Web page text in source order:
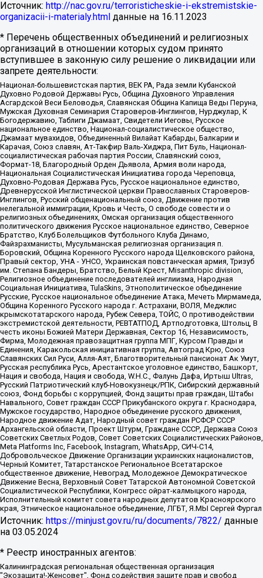
Источник: http://nac.gov.ru/terroristicheskie-i-ekstremistskie-
organizacii-i-materialy.html данные на 16.11.2023
* Перечень общественных объединений и религиозных
организаций в отношении которых судом принято
вступившее в законную силу решение о ликвидации или
запрете деятельности:
Национал-большевистская партия, ВЕК РА, Рада земли Кубанской
Духовно Родовой Державы Русь, Община Духовного Управления
Асгардской Веси Беловодья, Славянская Община Капища Веды Перуна,
Мужская Духовная Семинария Староверов-Инглингов, Нурджулар, К
Богодержавию, Таблиги Джамаат, Свидетели Иеговы, Русское
национальное единство, Национал-социалистическое общество,
Джамаат мувахидов, Объединенный Вилайат Кабарды, Балкарии и
Карачая, Союз славян, Ат-Такфир Валь-Хиджра, Пит Буль, Национал-
социалистическая рабочая партия России, Славянский союз,
Формат-18, Благородный Орден Дьявола, Армия воли народа,
Национальная Социалистическая Инициатива города Череповца,
Духовно-Родовая Держава Русь, Русское национальное единство,
Древнерусской Инглистической церкви Православных Староверов-
Инглингов, Русский общенациональный союз, Движение против
нелегальной иммиграции, Кровь и Честь, О свободе совести и о
религиозных объединениях, Омская организация общественного
политического движения Русское национальное единство, Северное
Братство, Клуб Болельщиков Футбольного Клуба Динамо,
Файзрахманисты, Мусульманская религиозная организация п.
Боровский, Община Коренного Русского народа Щелковского района,
Правый сектор, УНА - УНСО, Украинская повстанческая армия, Тризуб
им. Степана Бандеры, Братство, Белый Крест, Misanthropic division,
Религиозное объединение последователей инглиизма, Народная
Социальная Инициатива, TulaSkins, Этнополитическое объединение
Русские, Русское национальное объединение Атака, Мечеть Мирмамеда,
Община Коренного Русского народа г. Астрахани, ВОЛЯ, Меджлис
крымскотатарского народа, Рубеж Севера, ТОЙС, О противодействии
экстремистской деятельности, РЕВТАТПОД, Артподготовка, Штольц, В
честь иконы Божией Матери Державная, Сектор 16, Независимость,
Фирма, Молодежная правозащитная группа МПГ, Курсом Правды и
Единения, Каракольская инициативная группа, Автоград Крю, Союз
Славянских Сил Руси, Алля-Аят, Благотворительный пансионат Ак Умут,
Русская республика Русь, Арестантское уголовное единство, Башкорт,
Нация и свобода, Нация и свобода, W.H.С., Фалунь Дафа, Иртыш Ultras,
Русский Патриотический клуб-Новокузнецк/РПК, Сибирский державный
союз, Фонд борьбы с коррупцией, Фонд защиты прав граждан, Штабы
Навального, Совет граждан СССР Прикубанского округа г. Краснодара,
Мужское государство, Народное объединение русского движения,
Народное движение Адат, Народный совет граждан РСФСР СССР
Архангельской области, Проект Штурм, Граждане СССР, Держава Союз
Советских Светлых Родов, Совет Советских Социалистических Районов,
Meta Platforms Inc, Facebook, Instagram, WhatsApp, СИЧ-С14,
Добровольческое Движение Организации украинских националистов,
Черный Комитет, Татарстанское Региональное Всетатарское
общественное движение, Невоград, Молодежное Демократическое
Движение Весна, Верховный Совет Татарской Автономной Советской
Социалистической Республики, Конгресс ойрат-калмыцкого народа,
Исполнительный комитет совета народных депутатов Красноярского
края, Этническое национальное объединение, ЛГБТ, Я.МЫ Сергей Фургал
Источник: https://minjust.gov.ru/ru/documents/7822/ данные
на 03.05.2024
* Реестр иностранных агентов:
Калининградская региональная общественная организация "Экозащита!-Женсовет", Фонд содействия защите прав и свобод граждан "Общественный вердикт", Фонд "Институт Развития Свободы Информации", Частное учреждение "Информационное агентство МЕМО. РУ", Региональная общественная организация "Общественная комиссия по сохранению наследия академика Сахарова", Фонд поддержки свободы прессы, Санкт-Петербургская общественная правозащитная организация "Гражданский контроль", Межрегиональная общественная организация "Информационно-просветительский центр "Мемориал", Региональный Фонд "Центр Защиты Прав Средств Массовой Информации", с 05.12.2023 Фонд "Центр Защиты Прав Средств массовой информации", Региональная общественная благотворительная организация помощи беженцам и мигрантам "Гражданское содействие", Негосударственное образовательное учреждение дополнительного профессионального образования (повышение квалификации) специалистов "АКАДЕМИЯ ПО ПРАВАМ ЧЕЛОВЕКА", Свердловская региональная общественная организация "Сутяжник", Автономная некоммерческая организация "Центр независимых социологических исследований", Союз общественных объединений "Российский исследовательский центр по правам человека", Региональное общественное учреждение научно-информационный центр "МЕМОРИАЛ", Некоммерческая организация "Фонд защиты гласности", Автономная некоммерческая организация "Институт прав человека", Городская общественная организация "Екатеринбургское общество "МЕМОРИАЛ", Городская общественная организация "Рязанское историко-просветительское и правозащитное общество "Мемориал" (Рязанский Мемориал), Челябинский региональный орган общественной самодеятельности – женское общественное объединение "Женщины Евразии", Челябинский региональный орган общественной самодеятельности "Уральская правозащитная группа", Фонд содействия защите здоровья и социальной справедливости имени Андрея Рылькова, Автономная Некоммерческая Организация "Аналитический Центр Юрия Левады", Автономная некоммерческая организация социальной поддержки населения "Проект Апрель", Региональная общественная организация помощи женщинам и детям, находящимся в кризисной ситуации "Информационно-методический центр "Анна", Фонд содействия развитию массовых коммуникаций и правовому просвещению "Так-так-Так", Фонд содействия устойчивому развитию "Серебряная тайга", Свердловский региональный общественный фонд социальных проектов "Новое время", "Idel.Реалии", Кавказ.Реалии, Крым.Реалии, Телеканал Настоящее Время, Татаро-башкирская служба Радио Свобода (Azatliq Radiosi), Радио Свободная Европа/Радио Свобода (PCE/PC), "Сибирь.Реалии", "Фактограф", Благотворительный фонд помощи осужденным и их семьям, Автономная некоммерческая организация "Институт глобализации и социальных движений", Фонд "В защиту прав заключенных", Частное учреждение "Центр поддержки и содействия развитию средств массовой информации", Пензенский региональный общественный благотворительный фонд "Гражданский союз", "Север.Реалии", Некоммерческая организация Фонд "Правовая инициатива", Общество с ограниченной ответственностью "Радио Свободная Европа/Радио Свобода", Чешское информационное агентство "MEDIUM-ORIENT", Красноярская региональная общественная организация "Мы против СПИДа", Камалягин Денис Николаевич, Маркелов Сергей Евгеньевич, Пономарев Лев Александрович, Савицкая Людмила Алексеевна, Автономная некоммерческая организация "Центр по работе с проблемой насилия "НАСИЛИЮ.НЕТ", Межрегиональный профессиональный союз работников здравоохранения "Альянс врачей", Юридическое лицо, зарегистрированное в Латвийской Республике, SIA "Medusa Project" (регистрационный номер 40103797863, дата регистрации 10.06.2014), Некоммерческая организация "Фонд по борьбе с коррупцией", Автономная некоммерческая организация "Институт права и публичной политики", Баданин Роман Сергеевич, Гликин Максим Александрович, Железнова Мария Михайловна, Лукьянова Юлия Сергеевна, Маетная Елизавета Витальевна, Маняхин Петр Борисович, Чуракова Ольга Владимировна, Ярош Юлия Петровна, Юридическое лицо "The Insider SIA", зарегистрированное в Риге, Латвийская Республика (дата регистрации 26.06.2015), являющееся администратором доменного имени интернет-издания "The Insider SIA", https://theins.ru, Постернак Алексей Евгеньевич, Рубин Михаил Аркадьевич, Анин Роман Александрович, Юридическое лицо Istories fonds, зарегистрированное в Латвийской Республике (регистрационный номер 50008295751, дата регистрации 24.02.2020), Великовский Дмитрий Александрович, Долинина Ирина Николаевна, Мароховская Алеся Алексеевна, Шлейнов Роман Юрьевич, Шмагун Олеся Валентиновна, Общество с ограниченной ответственностью "Альтаир 2021", Общество с ограниченной ответственностью "Вега 2021", Общество с ограниченной ответственностью "Главный редактор 2021", Общество с ограниченной ответственностью "Ромашки монолит", Важенков Артем Валерьевич, Ивановская областная общественная организация "Центр гендерных исследований", Гурман Юрий Альбертович, Медиапроект "ОВД-Инфо", Егоров Владимир Владимирович, Жилинский Владимир Александрович, Общество с ограниченной ответственностью "ЗП", Иванова София Юрьевна, Карезина Инна Павловна, Кильтау Екатерина Викторовна, Петров Алексей Викторович, Пискунов Сергей Евгеньевич, Смирнов Сергей Сергеевич, Тихонов Михаил Сергеевич, Общество с ограниченной ответственностью "ЖУРНАЛИСТ-ИНОСТРАННЫЙ АГЕНТ", Арапова Галина Юрьевна, Вольтская Татьяна Анатольевна, Американская компания "Mason G.E.S. Anonymous Foundation" (США), являющаяся владельцем интернет-издания https://mnews.world/, Компания "Stichting Bellingcat", зарегистрированная в Нидерландах (дата регистрации 11.07.2018), Захаров Андрей Вячеславович, Клепиковская Екатерина Дмитриевна, Общество с ограниченной ответственностью "МЕМО", Перл Роман Александрович, Симонов Евгений Алексеевич, Соловьева Елена Анатольевна, Сотников Даниил Владимирович, Сурначева Елизавета Дмитриевна, Автономная некоммерческая организация по защите прав человека и информированию населения "Якутия – Наше Мнение", Общество с ограниченной ответственностью "Москоу диджитал медиа", с 26.01.2023 Общество с ограниченной ответственностью "Чайка Белые сады", Ветошкина Валерия Валерьевна, Заговора Максим Александрович, Межрегиональное общественное движение "Российская ЛГБТ - сеть", Оленичев Максим Владимирович, Павлов Иван Юрьевич, Скворцова Елена Сергеевна, Общество с ограниченной ответственностью "Как бы инагент", Кочетков Игорь Викторович, Общество с ограниченной ответственностью "Честные выборы", Еланчик Олег Александрович, Общество с ограниченной ответственностью "Нобелевский призыв", Гималова Регина Эмилевна, Григорьев Андрей Валерьевич, Григорьева Алина Александровна, Ассоциация по содействию защите прав призывников, альтернативнослужащих и военнослужащих "Правозащитная группа "Гражданин.Армия.Право", Хисамова Регина Фаритовна, Автономная некоммерческая организация по реализации социально-правовых программ "Лилит", Дальневосточное общественное движение "Маяк", Санкт-Петербургская ЛГБТ-инициативная группа "Выход", Инициативная группа ЛГБТ+ "Реверс", Алексеев Андрей Викторович, Бекбулатова Таисия Львовна, Беляев Иван Михайлович, Владыкина Елена Сергеевна, Гельман Марат Александрович, Никульшина Вероника Юрьевна, Толоконникова Надежда Андреевна, Шендерович Виктор Анатольевич, Общество с ограниченной ответственностью "Данное сообщение", Общество с ограниченной ответственностью Издательский дом "Новая глава", Айнбиндер Александра Александровна, Московский комьюнити-центр для ЛГБТ+инициатив, Благотворительный фонд развития филантропии, Deutsche Welle (Германия, Kurt-Schumacher-Strasse 3, 53113 Bonn), Борзунова Мария Михайловна, Воробьев Виктор Викторович, Голубева Анна Львовна, Константинова Алла Михайловна, Малкова Ирина Владимировна, Мурадов Мурад Абдулгалимович, Осетинская Елизавета Николаевна, Понасенков Евгений Николаевич, Ганапольский Матвей Юрьевич, Киселев Евгений Алексеевич, Борухович Ирина Григорьевна, Дремин Иван Тимофеевич, Дубровский Дмитрий Викторович, Красноярская региональная общественная организация поддержки и развития альтернативных образовательных технологий и межкультурных коммуникаций "ИНТЕРРА", Маяковская Екатерина Алексеевна, Фейгин Марк Захарович, Филимонов Андрей Викторович, Дзугкоева Регина Николаевна, Доброхотов Роман Александрович, Дудь Юрий Александрович, Елкин Сергей Владимирович, Кругликов Кирилл Игоревич, Сабунаева Мария Леонидовна, Семенов Алексей Владимирович, Шаинян Карен Багратович, Шульман Екатерина Михайловна, Асафьев Артур Валерьевич, Вахштайн Виктор Семенович, Венедиктов Алексей Алексеевич, Лушникова Екатерина Евгеньевна, Волков Леонид Михайлович, Невзоров Александр Глебович, Пархоменко Сергей Борисович, Сироткин Ярослав Николаевич, Кара-Мурза Владимир Владимирович, Баранова Наталья Владимировна, Гозман Леонид Яковлевич, Кагарлицкий Борис Юльевич, Климарев Михаил Валерьевич, Милов Владимир Станиславович, Автономная некоммерческая организация Краснодарский центр современного искусства "Типография", Моргенштерн Алишер Тагирович, Соболь Любовь Эдуардовна, Общество с ограниченной ответственностью "ЛИЗА НОРМ", Каспаров Гарри Кимович, Ходорковский Михаил Борисович, Общество с ограниченной ответственностью "Апрельские тезисы", Данилович Ирина Брониславовна, Кашин Олег Владимирович, Петров Николай Владимирович, Пивоваров Алексей Владимирович, Соколов Михаил Владимирович, Цветкова Юлия Владимировна, Чичваркин Евгений Александрович, Комитет против пыток/Команда против пыток, Общество с ограниченной ответственностью "Первый научный", Общество с ограниченной ответственностью "Вертолет и ко", Белоцерковская Вероника Борисовна, Кац Максим Евгеньевич, Лазарева Татьяна Юрьевна, Шаведдинов Руслан Табризович, Яшин Илья Валерьевич, Общество с ограниченной ответственностью "Иноагент ААВ", Алешковский Дмитрий Петрович, Альбац Евгения Марковна, Быков Дмитрий Львович, Галямина Юлия Евгеньевна, Лойко Сергей Леонидович, Мартынов Кирилл Константинович, Медведев Сергей Александрович, Крашенинников Федор Геннадиевич, Гордеева Катерина Вл